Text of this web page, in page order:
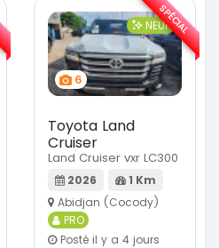
6
NEUF
Toyota Land
Cruiser
Land Cruiser vxr LC300
2026
1 Km
Abidjan (Cocody)
PRO
Posté il y a 4 jours
SPÉCIAL